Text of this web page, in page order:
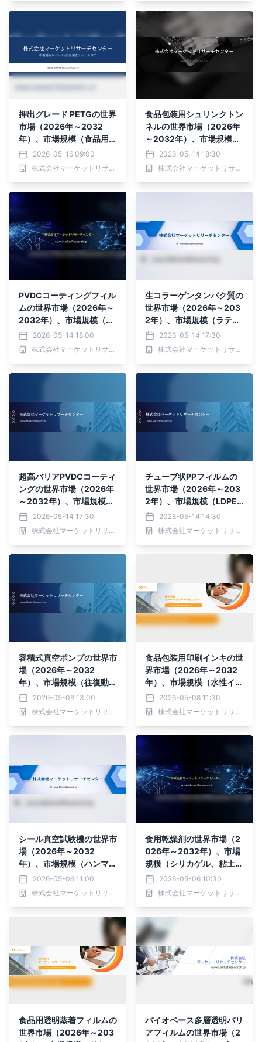
(PET)、その他）・分析レ
ポートを発表
押出グレード PETGの世界
市場（2026年～2032
年）、市場規模（食品用、
医療グレード）・分析レポ
ートを発表
2026-05-16 09:00
株式会社マーケットリサーチセンター
食品包装用シュリンクトン
ネルの世界市場（2026年
～2032年）、市場規模
（蒸気加熱トンネル、電気
加熱トンネル、輻射加熱ト
ンネル）・分析レポートを
2026-05-14 18:30
株式会社マーケットリサーチセンター
PVDCコーティングフィル
ムの世界市場（2026年～
2032年）、市場規模（片
面コーティング、両面コー
ティング）・分析レポート
を発表
2026-05-14 18:00
株式会社マーケットリサーチセンター
生コラーゲンタンパク質の
世界市場（2026年～203
2年）、市場規模（ラテッ
クス、樹脂）・分析レポー
トを発表
2026-05-14 17:30
株式会社マーケットリサーチセンター
超高バリアPVDCコーティ
ングの世界市場（2026年
～2032年）、市場規模
（ラテックス、樹脂）・分
析レポートを発表
2026-05-14 17:30
株式会社マーケットリサーチセンター
チューブ状PPフィルムの
世界市場（2026年～203
2年）、市場規模（LDPE
フィルム、HDPEフィル
ム、LLDPEフィルム、そ
の他）・分析レポートを発
2026-05-14 14:30
株式会社マーケットリサーチセンター
容積式真空ポンプの世界市
場（2026年～2032
年）、市場規模（往復動、
回転、振動、スクロール、
スクリュー、クロー）・分
析レポートを発表
2026-05-08 13:00
株式会社マーケットリサーチセンター
食品包装用印刷インキの世
界市場（2026年～2032
年）、市場規模（水性イン
ク、溶剤系インク、エネル
ギー硬化型インク、その
他）・分析レポートを発表
2026-05-08 11:30
株式会社マーケットリサーチセンター
シール真空試験機の世界市
場（2026年～2032
年）、市場規模（ハンマー
法、超音波）・分析レポー
トを発表
2026-05-06 11:00
株式会社マーケットリサーチセンター
食用乾燥剤の世界市場（2
026年～2032年）、市場
規模（シリカゲル、粘土系
乾燥剤、その他）・分析レ
ポートを発表
2026-05-06 10:30
株式会社マーケットリサーチセンター
食品用透明蒸着フィルムの
世界市場（2026年～203
バイオベース多層透明バリ
アフィルムの世界市場（2